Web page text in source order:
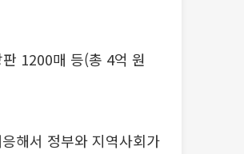
1200매 등(총 4억 원
해서 정부와 지역사회가